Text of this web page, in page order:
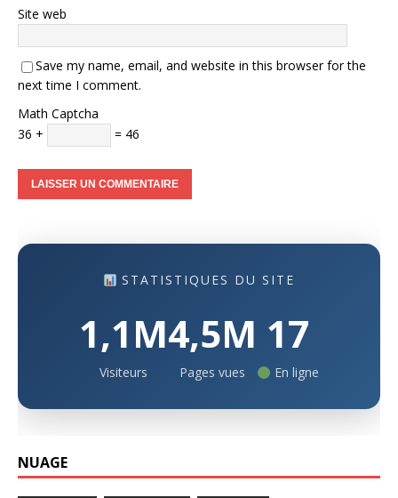
Site web
Save my name, email, and website in this browser for the
next time I comment.
Math Captcha
36 +
= 46
STATISTIQUES DU SITE
1,1M
Visiteurs
4,5M
Pages vues
17
En ligne
NUAGE